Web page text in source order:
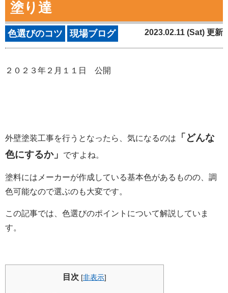
塗り達
色選びのコツ 現場ブログ 2023.02.11 (Sat) 更新
２０２３年２月１１日 公開
外壁塗装工事を行うとなったら、気になるのは
「どんな
色にするか」
ですよね。
塗料にはメーカーが作成している基本色があるものの、調
色可能なので選ぶのも大変です。
この記事では、色選びのポイントについて解説していま
す。
目次 [非表示]